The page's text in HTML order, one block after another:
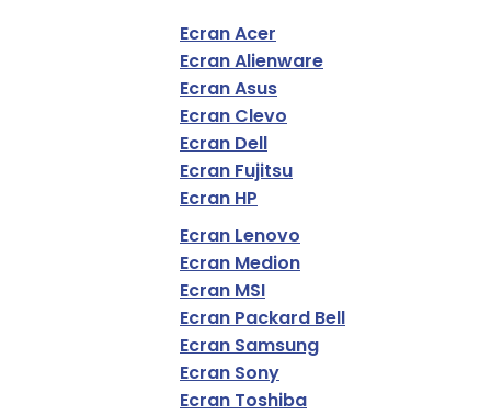
Ecran Acer
Ecran Alienware
Ecran Asus
Ecran Clevo
Ecran Dell
Ecran Fujitsu
Ecran HP
Ecran Lenovo
Ecran Medion
Ecran MSI
Ecran Packard Bell
Ecran Samsung
Ecran Sony
Ecran Toshiba